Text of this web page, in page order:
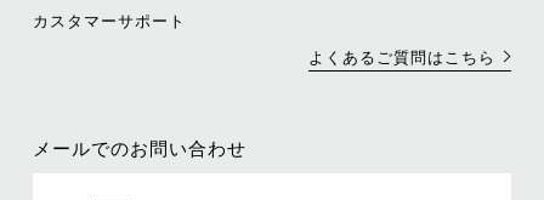
カスタマーサポート
よくあるご質問はこちら
メールでのお問い合わせ